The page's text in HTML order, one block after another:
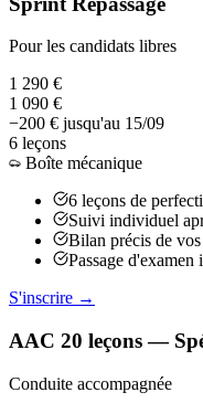
Pour les candidats libres
1 290 €
1 090 €
−200 € jusqu'au 15/09
6 leçons
Boîte mécanique
6 leçons de
Suivi individuel
Bilan précis de
Passage d'examen
S'inscrire →
AAC 20 leçons —
Conduite accompagnée